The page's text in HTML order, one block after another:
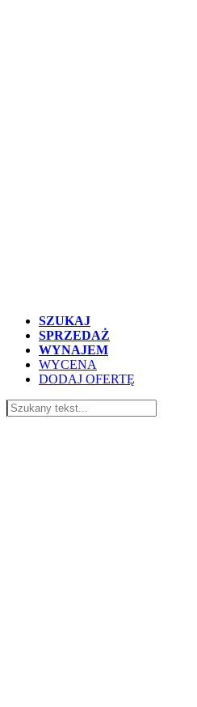
SZUKAJ
SPRZEDAŻ
WYNAJEM
WYCENA
DODAJ OFERTĘ